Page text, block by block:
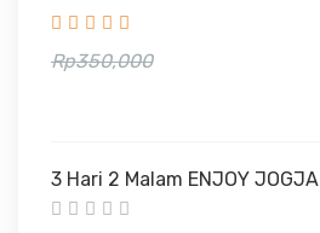
Rp350,000
3 Hari 2 Malam ENJOY JOGJA